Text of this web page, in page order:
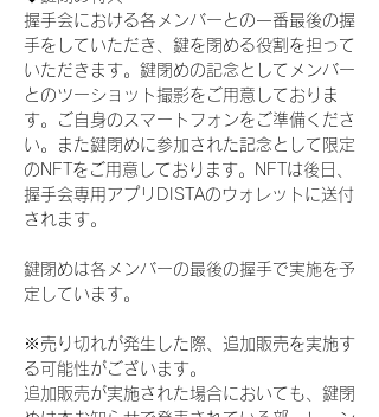
握手会における各メンバーとの一番最後の握
手をしていただき、鍵を閉める役割を担って
いただきます。鍵閉めの記念としてメンバー
とのツーショット撮影をご用意しておりま
す。ご自身のスマートフォンをご準備くださ
い。また鍵閉めに参加された記念として限定
のNFTをご用意しております。NFTは後日、
握手会専用アプリDISTAのウォレットに送付
されます。
鍵閉めは各メンバーの最後の握手で実施を予
定しています。
※売り切れが発生した際、追加販売を実施す
る可能性がございます。
追加販売が実施された場合においても、鍵閉